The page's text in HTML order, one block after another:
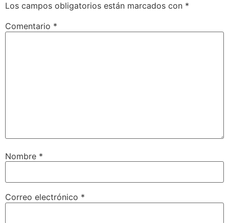
Los campos obligatorios están marcados con *
Comentario *
Nombre *
Correo electrónico *